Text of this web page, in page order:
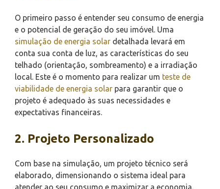
O primeiro passo é entender seu consumo de energia
e o potencial de geração do seu imóvel. Uma
simulação de energia solar detalhada levará em
conta sua conta de luz, as características do seu
telhado (orientação, sombreamento) e a irradiação
local. Este é o momento para realizar um teste de
viabilidade de energia solar para garantir que o
projeto é adequado às suas necessidades e
expectativas financeiras.
2. Projeto Personalizado
Com base na simulação, um projeto técnico será
elaborado, dimensionando o sistema ideal para
atender ao seu consumo e maximizar a economia.